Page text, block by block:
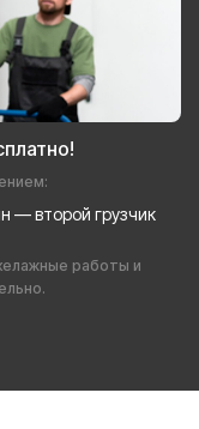
— второй грузчик
работы и